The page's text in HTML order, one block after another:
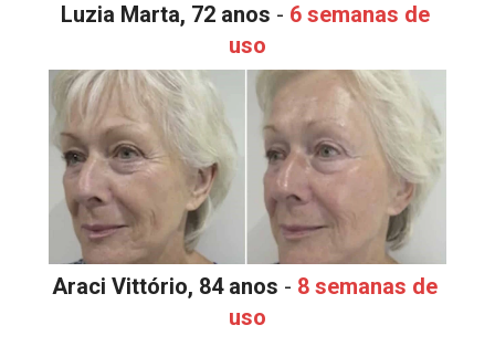
Luzia Marta, 72 anos - 6 semanas de
uso
Araci Vittório, 84 anos - 8 semanas de
uso